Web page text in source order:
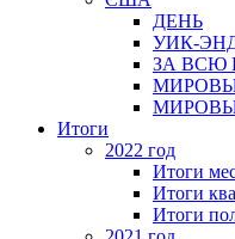
ДЕНЬ
УИК-
ЗА ВСЮ
Итоги
2022 год
Итоги
Итоги
Итоги